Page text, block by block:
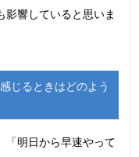
影響していると思いま
じるときはどのよう
「明日から早速やって